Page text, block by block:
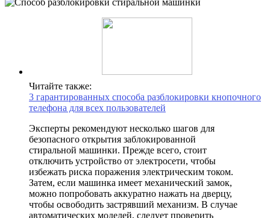
Читайте также:
3 гарантированных способа разблокировки кнопочного
телефона для всех пользователей
Эксперты рекомендуют несколько шагов для
безопасного открытия заблокированной
стиральной машинки. Прежде всего, стоит
отключить устройство от электросети, чтобы
избежать риска поражения электрическим током.
Затем, если машинка имеет механический замок,
можно попробовать аккуратно нажать на дверцу,
чтобы освободить застрявший механизм. В случае
автоматических моделей, следует проверить